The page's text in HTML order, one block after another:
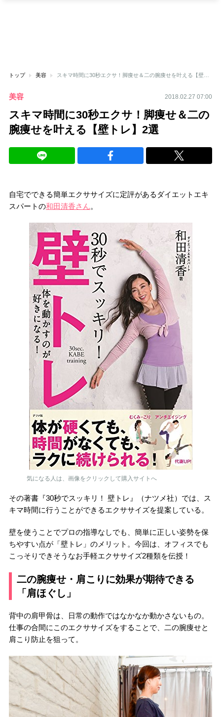
トップ 美容 スキマ時間に30秒エクサ！脚痩せ＆二の腕痩せを叶える【壁トレ】2選
美容 2018.02.27 07:00
スキマ時間に30秒エクサ！脚痩せ＆二の
腕痩せを叶える【壁トレ】2選
自宅でできる簡単エクササイズに定評があるダイエットエキ
スパートの和田清香さん。
気になる人は、画像をクリックして購入サイトへ
その著書『30秒でスッキリ！ 壁トレ』（ナツメ社）では、ス
キマ時間に行うことができるエクササイズを提案している。
壁を使うことでプロの指導なしでも、簡単に正しい姿勢を保
ちやすい点が「壁トレ」のメリット。今回は、オフィスでも
こっそりできそうなお手軽エクササイズ2種類を伝授！
二の腕痩せ・肩こりに効果が期待できる
「肩ほぐし」
背中の肩甲骨は、日常の動作ではなかなか動かさないもの。
仕事の合間にこのエクササイズをすることで、二の腕痩せと
肩こり防止を狙って。